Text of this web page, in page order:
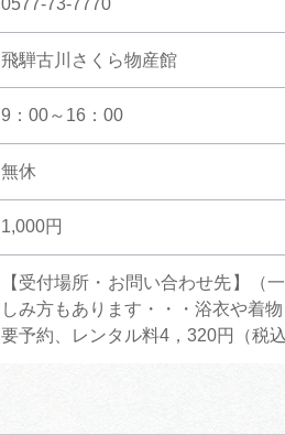
0577-73-7770
飛騨古川さくら物産館
9：00～16：00
無休
1,000円
【受付場所・お問い合わせ先】（
しみ方もあります・・・浴衣や着
要予約、レンタル料4，320円（税込